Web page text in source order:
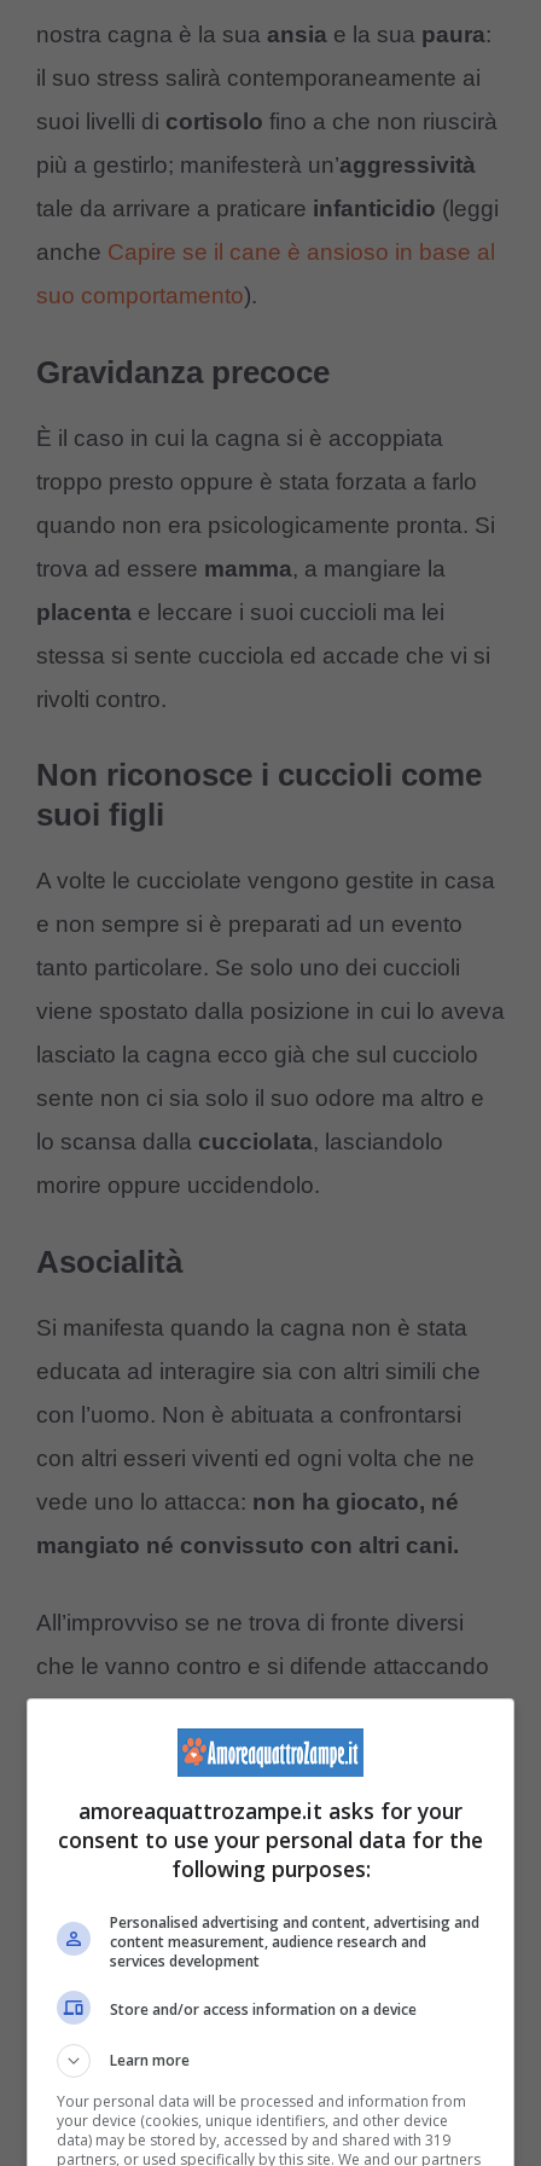
nostra cagna è la sua ansia e la sua paura:
il suo stress salirà contemporaneamente ai
suoi livelli di cortisolo fino a che non riuscirà
più a gestirlo; manifesterà un’aggressività
tale da arrivare a praticare infanticidio (leggi
anche Capire se il cane è ansioso in base al
suo comportamento).
Gravidanza precoce
È il caso in cui la cagna si è accoppiata
troppo presto oppure è stata forzata a farlo
quando non era psicologicamente pronta. Si
trova ad essere mamma, a mangiare la
placenta e leccare i suoi cuccioli ma lei
stessa si sente cucciola ed accade che vi si
rivolti contro.
Non riconosce i cuccioli come
suoi figli
A volte le cucciolate vengono gestite in casa
e non sempre si è preparati ad un evento
tanto particolare. Se solo uno dei cuccioli
viene spostato dalla posizione in cui lo aveva
lasciato la cagna ecco già che sul cucciolo
sente non ci sia solo il suo odore ma altro e
lo scansa dalla cucciolata, lasciandolo
morire oppure uccidendolo.
Asocialità
Si manifesta quando la cagna non è stata
educata ad interagire sia con altri simili che
con l’uomo. Non è abituata a confrontarsi
con altri esseri viventi ed ogni volta che ne
vede uno lo attacca: non ha giocato, né
mangiato né convissuto con altri cani.
All’improvviso se ne trova di fronte diversi
che le vanno contro e si difende attaccando
interazione sociale, la cagna può arrivare a
mangiare i suoi cuccioli sia perché si troverà
ad essere eccessivamente eccitata per la
novità sia perché diventerà particolarmente
aggressiva.
POTREBBE INTERESSARTI ANCHE >>>
Cane stressato: i segnali da tenere
amoreaquattrozampe.it asks for your
consent to use your personal data for the
following purposes:
Personalised advertising and content, advertising and
content measurement, audience research and
services development
Store and/or access information on a device
Learn more
Your personal data will be processed and information from
your device (cookies, unique identifiers, and other device
data) may be stored by, accessed by and shared with 319
partners, or used specifically by this site. We and our partners